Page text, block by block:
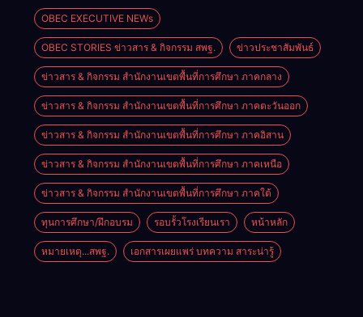
ศึกษา 2569
ศึกษา
ตำแหน่ง รอง
ผู้อำนวยการ
สถานศึกษา
OBEC EXECUTIVE NEWs
OBEC STORIES ข่าวสาร & กิจกรรม สพฐ. ข่าวประชาสัมพันธ์
ข่าวสาร & กิจกรรม สำนักงานเขตพื้นที่การศึกษา ภาคกลาง
ข่าวสาร & กิจกรรม สำนักงานเขตพื้นที่การศึกษา ภาคตะวันออก
ข่าวสาร & กิจกรรม สำนักงานเขตพื้นที่การศึกษา ภาคอิสาน
ข่าวสาร & กิจกรรม สำนักงานเขตพื้นที่การศึกษา ภาคเหนือ
ข่าวสาร & กิจกรรม สำนักงานเขตพื้นที่การศึกษา ภาคใต้
ทุนการศึกษา/ฝึกอบรม รอบรั้วโรงเรียนเรา หน้าหลัก
หมายเหตุ...สพฐ. เอกสารเผยแพร่ บทความ สาระน่ารู้